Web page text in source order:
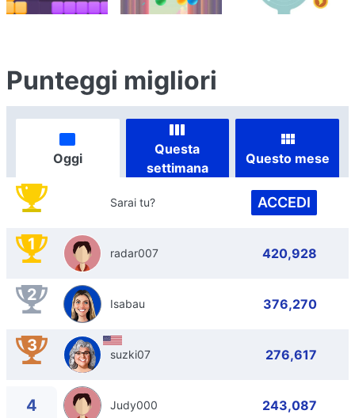
Punteggi migliori
Oggi
Questa
settimana
Questo mese
Sarai tu? ACCEDI
1 radar007 420,928
2 Isabau 376,270
3 suzki07 276,617
4 Judy000 243,087